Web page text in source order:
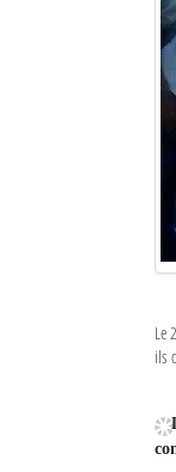
Le
ils